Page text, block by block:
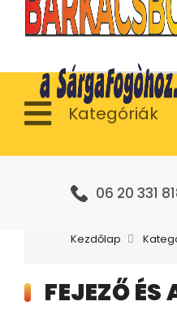
Kategóriák
06 20 331
Kezdőlap
FEJEZŐ ÉS